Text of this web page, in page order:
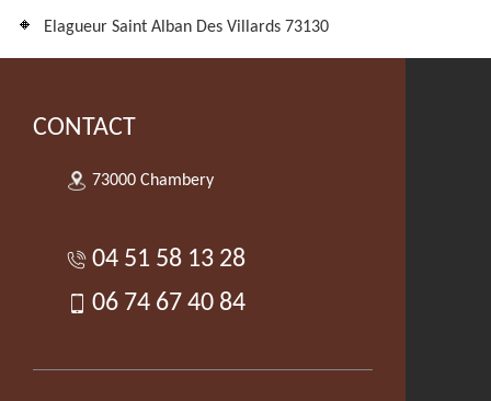
Elagueur Saint Alban Des Villards 73130
CONTACT
73000 Chambery
04 51 58 13 28
06 74 67 40 84